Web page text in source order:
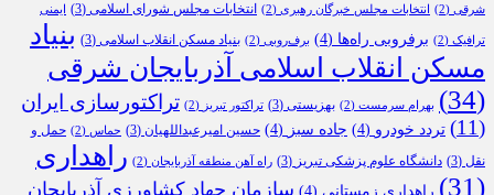
شرقی (2) انتخابات مجلس خبرگان رهبری (2) انتخابات مجلس شورای اسلامی (3) ایمنی
ترافیک (2) برفروبی راه‌ها (4) برف‌روبی (2) بنیاد مسکن انقلاب اسلامی (3)
بنیاد
مسکن انقلاب اسلامی آذربایجان شرقی
(34)
بهرام سرمست (2) بهزیستی (3) تراکتور تبریز (2)
تراکتورسازی ایران
(11)
تردد خودرو (4) جاده سبز (4) حسین امیرعبداللهیان (3) حماس (2)
حمل و
نقل (3) دانشگاه علوم پزشکی تبریز (3) راه آهن منطقه آذربایجان (2)
راهداری
(31)
راهداری زمستانی (4)
سازمان جهاد کشاورزی آذربایجان